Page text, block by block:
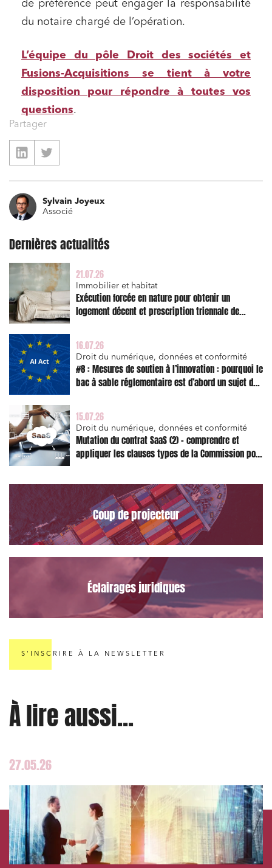
de préférence peut engager la responsabilité
du notaire chargé de l’opération.
L’équipe du pôle Droit des sociétés et
Fusions-Acquisitions se tient à votre
disposition pour répondre à toutes vos
questions.
Partager
Sylvain Joyeux
Associé
Dernières actualités
21.07.26
Immobilier et habitat
Exécution forcée en nature pour obtenir un
logement décent et prescription triennale de
16.07.26
Droit du numérique, données et conformité
#8 : Mesures de soutien à l’innovation : pourquoi le
bac à sable réglementaire est d’abord un sujet de
15.07.26
Droit du numérique, données et conformité
Mutation du contrat SaaS (2) – comprendre et
appliquer les clauses types de la Commission pour
Coup de projecteur
Éclairages juridiques
S'INSCRIRE À LA NEWSLETTER
À lire aussi...
27.05.26
Relations sociales et droit du travail
Projets immobiliers
Environnement
Banque finance et assurance